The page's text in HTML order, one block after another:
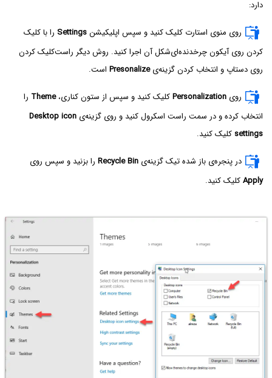
دارد:
روی منوی استارت کلیک کنید و سپس اپلیکیشنSettings را با کلیک
کردن روی آیکون چرخدنده‌ای‌شکل آن اجرا کنید. روش دیگر راست‌کلیک کردن
روی دستاپ و انتخاب کردن گزینه‌یPresonalize است.
روی Personalizationکلیک کنید و سپس از ستون کناری،Theme را
انتخاب کرده و در سمت راست اسکرول کنید و روی گزینه‌ی Desktop icon
settingsکلیک کنید.
در پنجره‌ی باز شده تیک گزینه‌ی Recycle Bin را بزنید و سپس روی
Applyکلیک کنید.